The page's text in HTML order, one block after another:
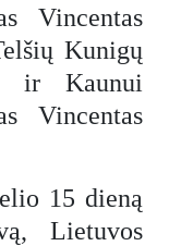
Vincentas
Kunigų
ir Kaunui
Vincentas
15 dieną
Lietuvos